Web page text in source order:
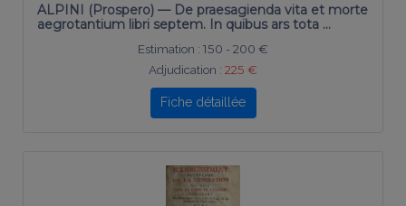
ALPINI (Prospero) — De praesagienda vita et morte
aegrotantium libri septem. In quibus ars tota …
Estimation : 150 - 200 €
Adjudication : 225 €
Fiche détaillée